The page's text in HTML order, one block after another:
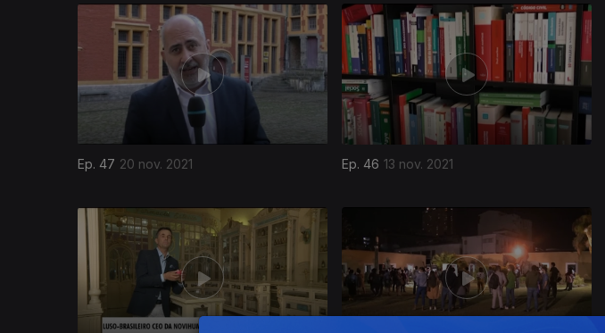
Ep. 47 20 nov. 2021 Ep. 46 13 nov. 2021
571034